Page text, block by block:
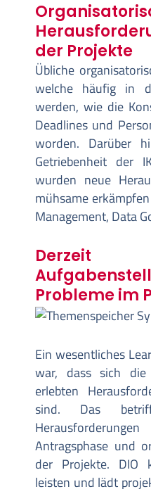
der Projekte
Übliche
welche häufig in
werden, wie die
Deadlines und
worden. Darüber
Getriebenheit der
wurden neue
mühsame
Management, Data
Derzeit
Probleme im
Ein wesentliches
war, dass sich
erlebten
sind. Das
Antragsphase und
der Projekte. DIO
leisten und lädt